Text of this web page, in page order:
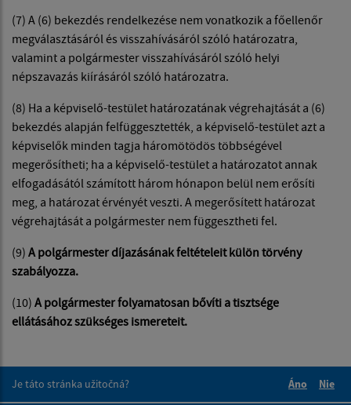
(7) A (6) bekezdés rendelkezése nem vonatkozik a főellenőr
megválasztásáról és visszahívásáról szóló határozatra,
valamint a polgármester visszahívásáról szóló helyi
népszavazás kiírásáról szóló határozatra.
(8) Ha a képviselő-testület határozatának végrehajtását a (6)
bekezdés alapján felfüggesztették, a képviselő-testület azt a
képviselők minden tagja háromötödös többségével
megerősítheti; ha a képviselő-testület a határozatot annak
elfogadásától számított három hónapon belül nem erősíti
meg, a határozat érvényét veszti. A megerősített határozat
végrehajtását a polgármester nem függesztheti fel.
(9) A polgármester díjazásának feltételeit külön törvény
szabályozza.
(10) A polgármester folyamatosan bővíti a tisztsége
ellátásához szükséges ismereteit.
Je táto stránka užitočná?
Áno
Nie